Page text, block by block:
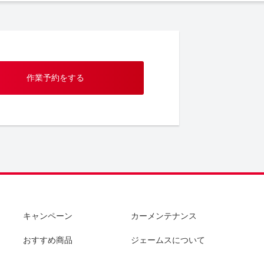
作業予約をする
キャンペーン カーメンテナンス
おすすめ商品 ジェームスについて